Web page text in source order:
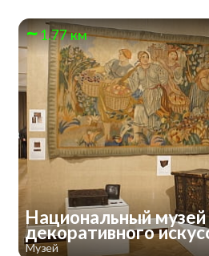
1.77 км
Национальный музей
декоративного
Музей